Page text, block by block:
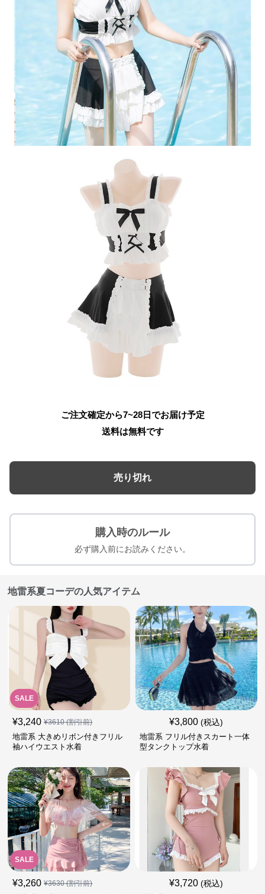
ご注文確定から7~28日でお届け予定
送料は無料です
売り切れ
購入時のルール
必ず購入前にお読みください。
地雷系夏コーデの人気アイテム
SALE
¥3,240 ¥3610(割引前)
地雷系 大きめリボン付きフリル
袖ハイウエスト水着
¥3,800 (税込)
地雷系 フリル付きスカート一体
型タンクトップ水着
SALE
¥3,260 ¥3630(割引前) ¥3,720 (税込)